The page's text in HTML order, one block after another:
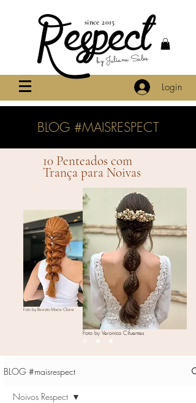
Login
since 2015
by Juliana Sales
BLOG #MAISRESPECT
10 Penteados com
Trança para Noivas
Foto by Revista Marie Claire
Foto by Veronica Cifuentes
BLOG #maisrespect
Noivos Respect